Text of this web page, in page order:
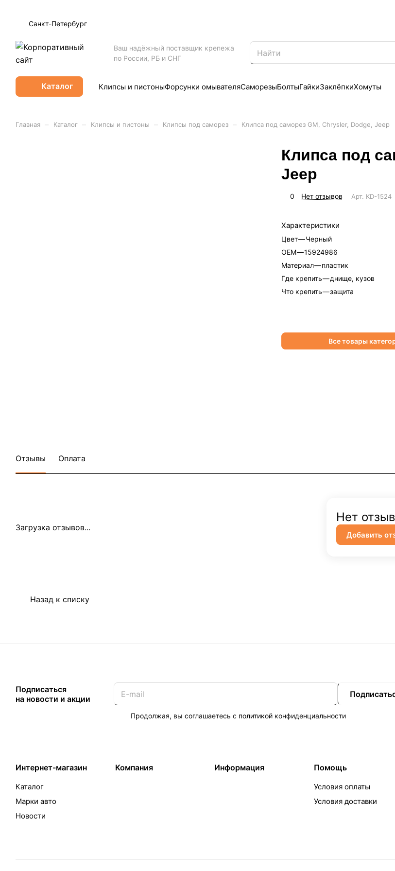
Санкт-Петербург
Ваш надёжный поставщик крепежа
по России, РБ и СНГ
Каталог Клипсы и пистоныФорсунки омывателяСаморезыБолтыГайкиЗаклёпкиХомуты
Главная Каталог Клипсы и пистоны Клипсы под саморез Клипса под саморез GM, Chrysler, Dodge, Jeep
Клипса под
Jeep
0 Нет отзывов Арт. KD-1524
Характеристики
Цвет—Черный
OEM—15924986
Материал—пластик
Где крепить—днище, кузов
Что крепить—защита
Все товары
Отзывы Оплата
Загрузка отзывов...
Нет
Добавить
Назад к списку
Подписаться
на новости и акции
Продолжая, вы соглашаетесь с политикой конфиденциальности
Интернет-магазин
Каталог
Марки авто
Новости
Компания Информация Помощь
Условия оплаты
Условия доставки